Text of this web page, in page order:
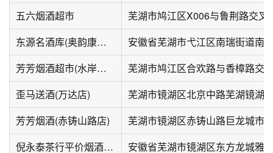
五六烟酒超市
芜湖市鸠江区X006与鲁荆路交叉
东源名酒库(奥韵康城店)
安徽省芜湖市弋江区南瑞街道南
芳芳烟酒超市(水岸星城店)
芜湖市鸠江区合欢路与香樟路交
歪马送酒(万达店)
芜湖市镜湖区北京中路芜湖镜湖
芳芳烟酒(赤铸山路店)
芜湖市镜湖区赤铸山路巨龙城市
倪永泰茶行平价烟酒(东方龙城店)
安徽省芜湖市镜湖区东方龙城雅